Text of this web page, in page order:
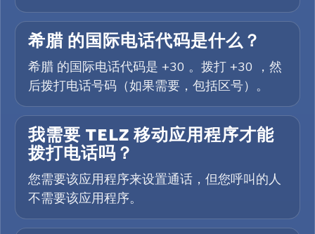
希腊 的国际电话代码是什么？
希腊 的国际电话代码是 +30 。拨打 +30 ，然
后拨打电话号码（如果需要，包括区号）。
我需要 TELZ 移动应用程序才能
拨打电话吗？
您需要该应用程序来设置通话，但您呼叫的人
不需要该应用程序。